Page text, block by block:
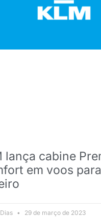
lança cabine
em voos
29 de março de 2023